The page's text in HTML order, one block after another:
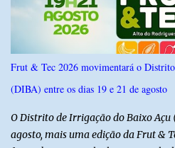
Frut & Tec 2026 movimentará o
(DIBA) entre os dias 19 e 21 de agosto
O Distrito de Irrigação do Baixo Açu
agosto, mais uma edição da Frut &